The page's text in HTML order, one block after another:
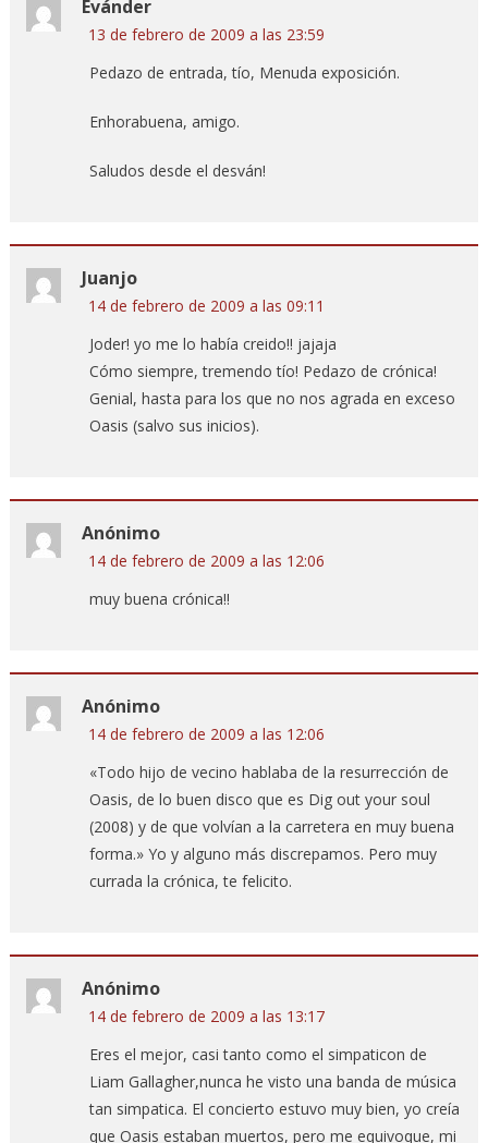
Evánder
13 de febrero de 2009 a las 23:59
Pedazo de entrada, tío, Menuda exposición.
Enhorabuena, amigo.
Saludos desde el desván!
Juanjo
14 de febrero de 2009 a las 09:11
Joder! yo me lo había creido!! jajaja
Cómo siempre, tremendo tío! Pedazo de crónica!
Genial, hasta para los que no nos agrada en exceso
Oasis (salvo sus inicios).
Anónimo
14 de febrero de 2009 a las 12:06
muy buena crónica!!
Anónimo
14 de febrero de 2009 a las 12:06
«Todo hijo de vecino hablaba de la resurrección de
Oasis, de lo buen disco que es Dig out your soul
(2008) y de que volvían a la carretera en muy buena
forma.» Yo y alguno más discrepamos. Pero muy
currada la crónica, te felicito.
Anónimo
14 de febrero de 2009 a las 13:17
Eres el mejor, casi tanto como el simpaticon de
Liam Gallagher,nunca he visto una banda de música
tan simpatica. El concierto estuvo muy bien, yo creía
que Oasis estaban muertos, pero me equivoque, mi